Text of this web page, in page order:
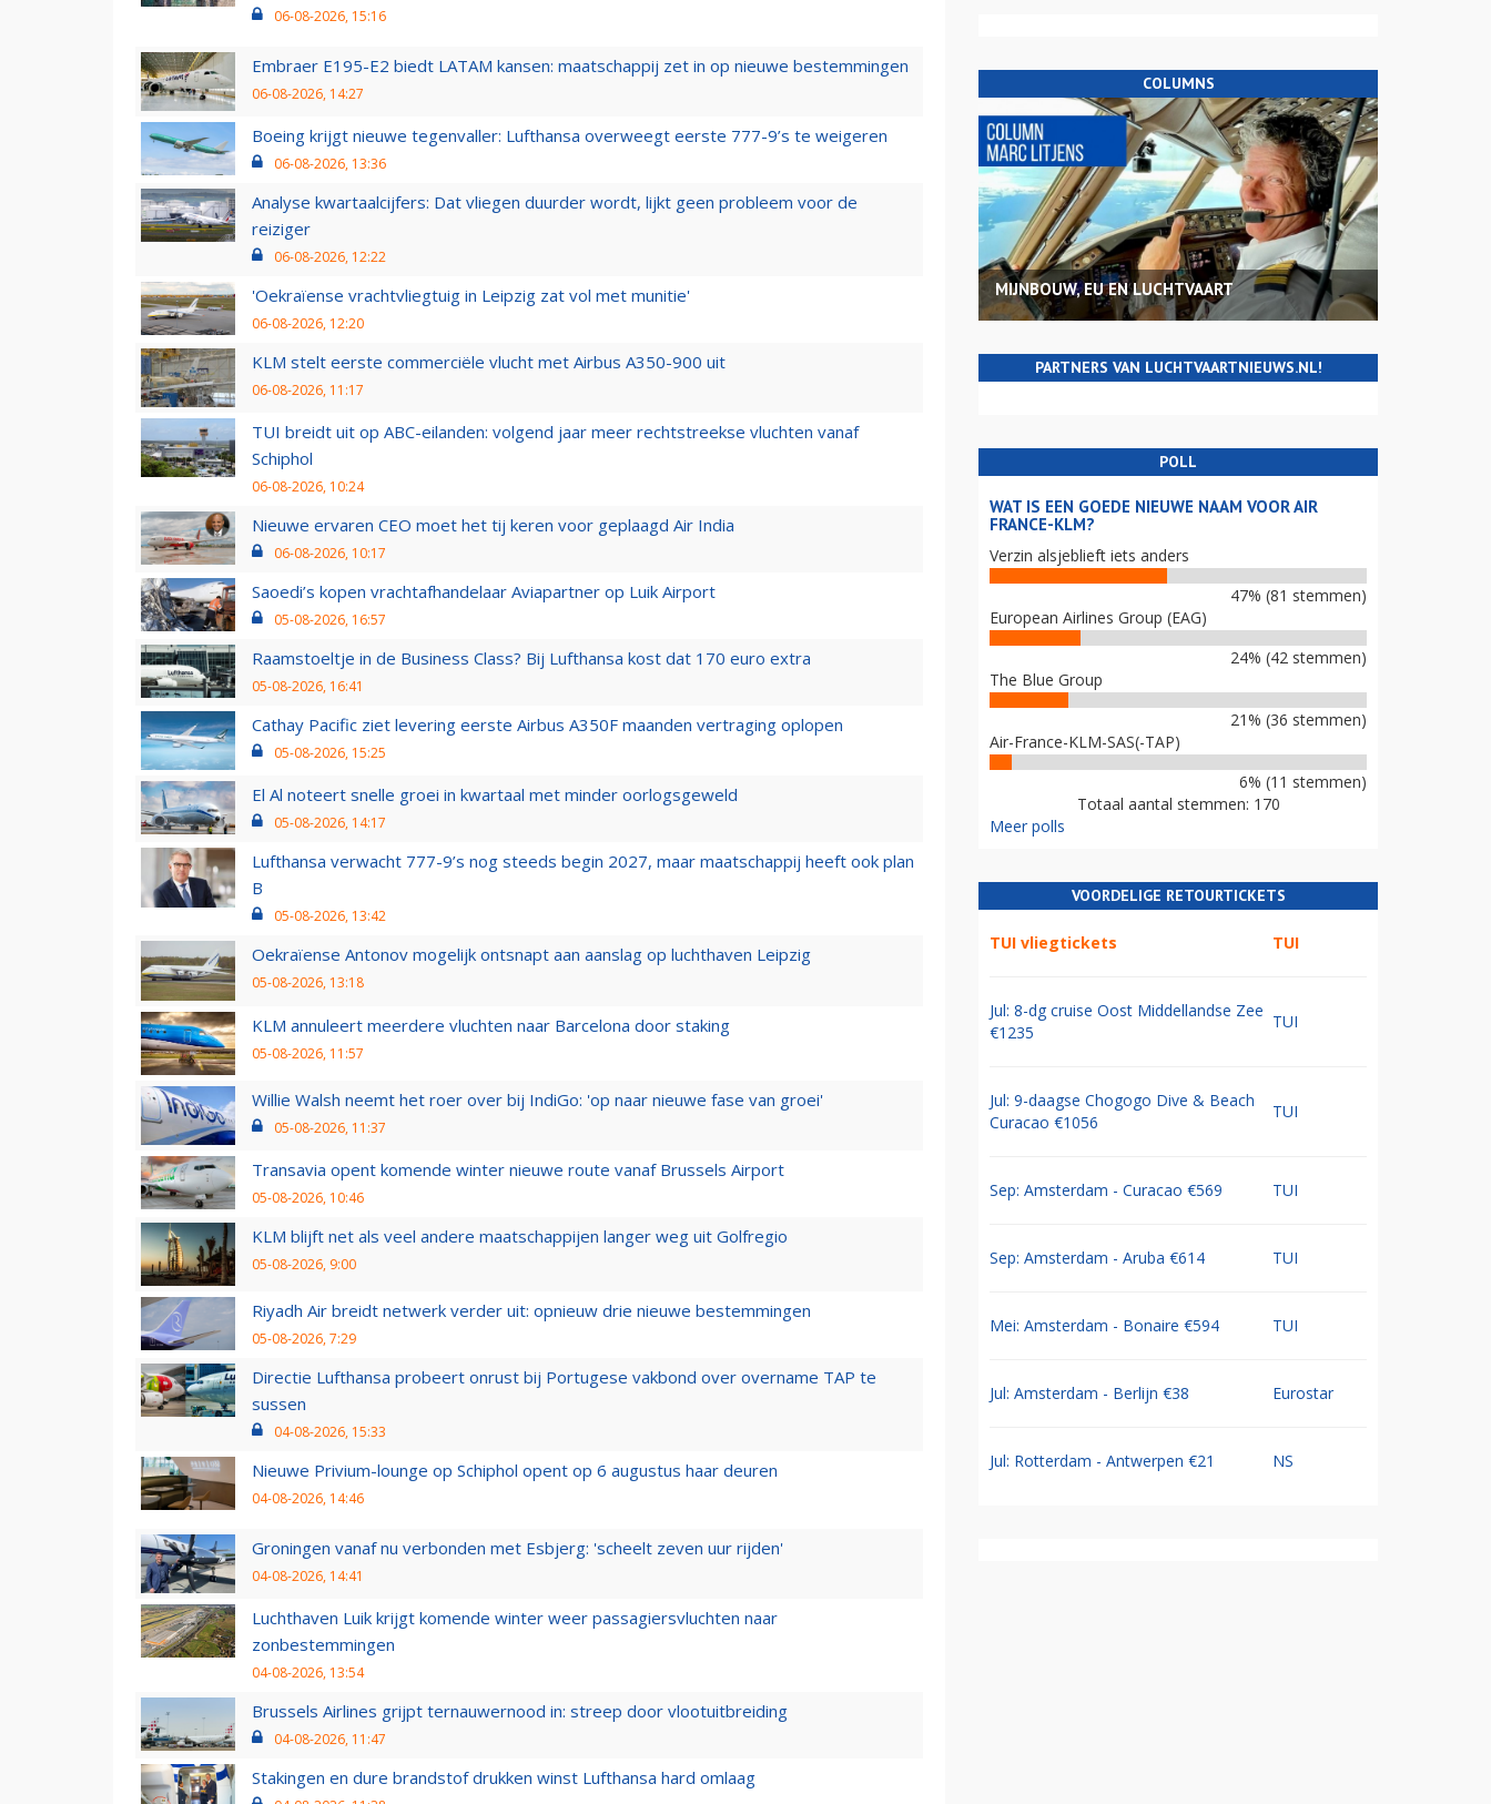
06-08-2026, 15:16
Embraer E195-E2 biedt LATAM kansen: maatschappij zet in op nieuwe bestemmingen
06-08-2026, 14:27
Boeing krijgt nieuwe tegenvaller: Lufthansa overweegt eerste 777-9’s te weigeren
06-08-2026, 13:36
Analyse kwartaalcijfers: Dat vliegen duurder wordt, lijkt geen probleem voor de
reiziger
06-08-2026, 12:22
'Oekraïense vrachtvliegtuig in Leipzig zat vol met munitie'
06-08-2026, 12:20
KLM stelt eerste commerciële vlucht met Airbus A350-900 uit
06-08-2026, 11:17
TUI breidt uit op ABC-eilanden: volgend jaar meer rechtstreekse vluchten vanaf
Schiphol
06-08-2026, 10:24
Nieuwe ervaren CEO moet het tij keren voor geplaagd Air India
06-08-2026, 10:17
Saoedi’s kopen vrachtafhandelaar Aviapartner op Luik Airport
05-08-2026, 16:57
Raamstoeltje in de Business Class? Bij Lufthansa kost dat 170 euro extra
05-08-2026, 16:41
Cathay Pacific ziet levering eerste Airbus A350F maanden vertraging oplopen
05-08-2026, 15:25
El Al noteert snelle groei in kwartaal met minder oorlogsgeweld
05-08-2026, 14:17
Lufthansa verwacht 777-9’s nog steeds begin 2027, maar maatschappij heeft ook plan
B
05-08-2026, 13:42
Oekraïense Antonov mogelijk ontsnapt aan aanslag op luchthaven Leipzig
05-08-2026, 13:18
KLM annuleert meerdere vluchten naar Barcelona door staking
05-08-2026, 11:57
Willie Walsh neemt het roer over bij IndiGo: 'op naar nieuwe fase van groei'
05-08-2026, 11:37
Transavia opent komende winter nieuwe route vanaf Brussels Airport
05-08-2026, 10:46
KLM blijft net als veel andere maatschappijen langer weg uit Golfregio
05-08-2026, 9:00
Riyadh Air breidt netwerk verder uit: opnieuw drie nieuwe bestemmingen
05-08-2026, 7:29
Directie Lufthansa probeert onrust bij Portugese vakbond over overname TAP te
sussen
04-08-2026, 15:33
Nieuwe Privium-lounge op Schiphol opent op 6 augustus haar deuren
04-08-2026, 14:46
Groningen vanaf nu verbonden met Esbjerg: 'scheelt zeven uur rijden'
04-08-2026, 14:41
Luchthaven Luik krijgt komende winter weer passagiersvluchten naar
zonbestemmingen
04-08-2026, 13:54
Brussels Airlines grijpt ternauwernood in: streep door vlootuitbreiding
04-08-2026, 11:47
Stakingen en dure brandstof drukken winst Lufthansa hard omlaag
COLUMNS
MIJNBOUW, EU EN LUCHTVAART
PARTNERS VAN LUCHTVAARTNIEUWS.NL!
POLL
WAT IS EEN GOEDE NIEUWE NAAM VOOR AIR
FRANCE-KLM?
Verzin alsjeblieft iets anders
47% (81 stemmen)
European Airlines Group (EAG)
24% (42 stemmen)
The Blue Group
21% (36 stemmen)
Air-France-KLM-SAS(-TAP)
6% (11 stemmen)
Totaal aantal stemmen: 170
Meer polls
VOORDELIGE RETOURTICKETS
TUI vliegtickets TUI
Jul: 8-dg cruise Oost Middellandse Zee
€1235
TUI
Jul: 9-daagse Chogogo Dive & Beach
Curacao €1056
TUI
Sep: Amsterdam - Curacao €569 TUI
Sep: Amsterdam - Aruba €614 TUI
Mei: Amsterdam - Bonaire €594 TUI
Jul: Amsterdam - Berlijn €38 Eurostar
Jul: Rotterdam - Antwerpen €21 NS